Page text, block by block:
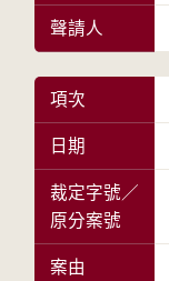
聲請人
項次
日期
裁定字號／
原分案號
案由